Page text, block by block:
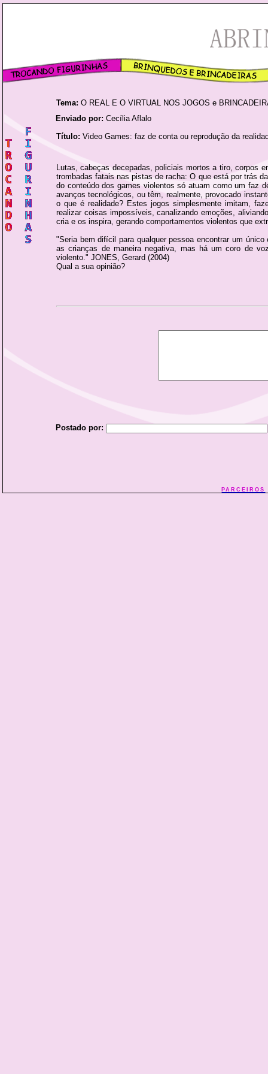
Tema: O REAL E O VIRTUAL NOS JOGOS e
Enviado por: Cecília Aflalo
Título: Video Games: faz de conta ou reprodução da
Lutas, cabeças decepadas, policiais mortos a tiro, corpos
trombadas fatais nas pistas de racha: O que está por trás
do conteúdo dos games violentos só atuam como um faz
avanços tecnológicos, ou têm, realmente, provocado
o que é realidade? Estes jogos simplesmente imitam,
realizar coisas impossíveis, canalizando emoções,
cria e os inspira, gerando comportamentos violentos que
"Seria bem difícil para qualquer pessoa encontrar um
as crianças de maneira negativa, mas há um coro de
violento." JONES, Gerard (2004)
Qual a sua opinião?
Postado por:
PARCEIROS